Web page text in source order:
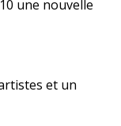
une nouvelle
et un